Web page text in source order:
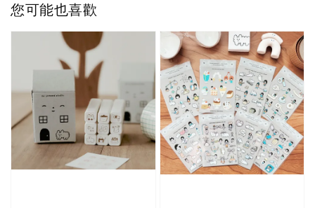
您可能也喜歡